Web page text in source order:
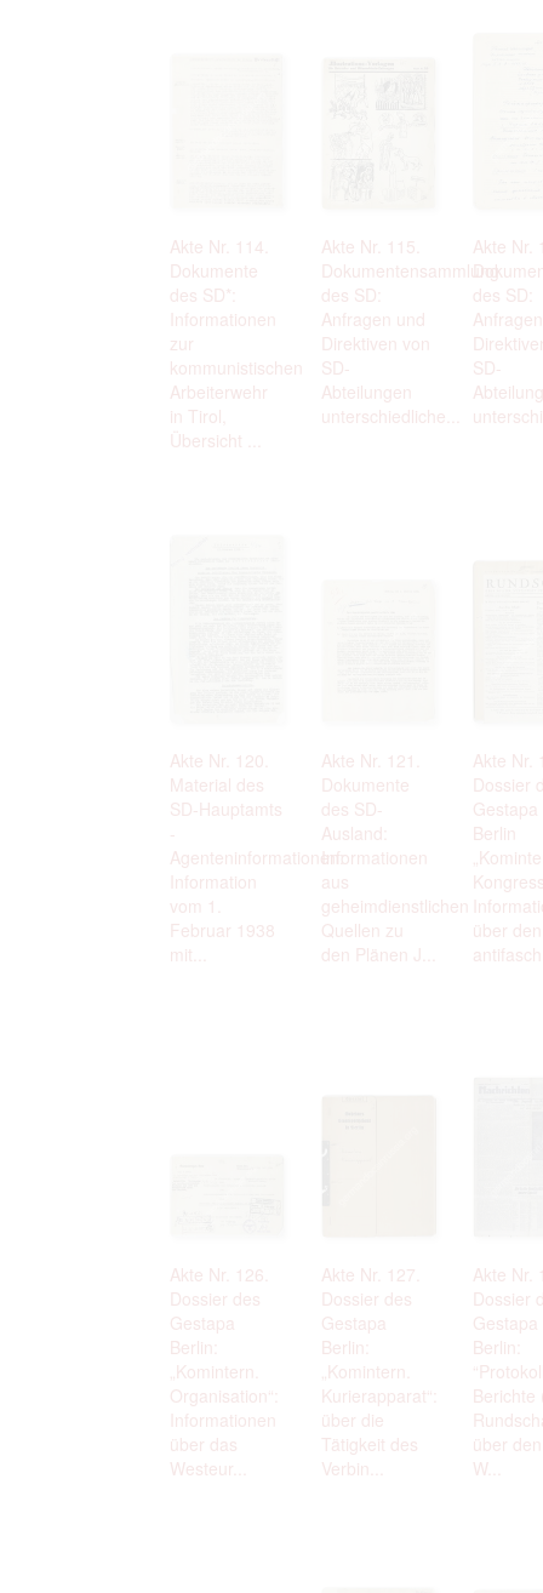
Akte Nr. 114.
Dokumente
des SD*:
Informationen
zur
kommunistischen
Arbeiterwehr
in Tirol,
Übersicht ...
Akte Nr. 115.
Dokumentensammlung
des SD:
Anfragen und
Direktiven von
SD-
Abteilungen
unterschiedliche...
Akte Nr.
des SD:
SD-
Akte Nr. 120.
Material des
SD-Hauptamts
-
Agenteninformationen:
Information
vom 1.
Februar 1938
mit...
Akte Nr. 121.
Dokumente
des SD-
Ausland:
Informationen
aus
geheimdienstlichen
Quellen zu
den Plänen J...
Akte Nr.
Dossier
Gestapa
Berlin
über den
Akte Nr. 126.
Dossier des
Gestapa
Berlin:
„Komintern.
Organisation“:
Informationen
über das
Westeur...
Akte Nr. 127.
Dossier des
Gestapa
Berlin:
„Komintern.
Kurierapparat“:
über die
Tätigkeit des
Verbin...
Akte Nr.
Dossier
Gestapa
Berlin:
Berichte
über
W...